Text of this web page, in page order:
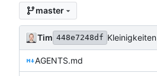
master
Tim 448e7248df Kleinigkeiten
AGENTS.md